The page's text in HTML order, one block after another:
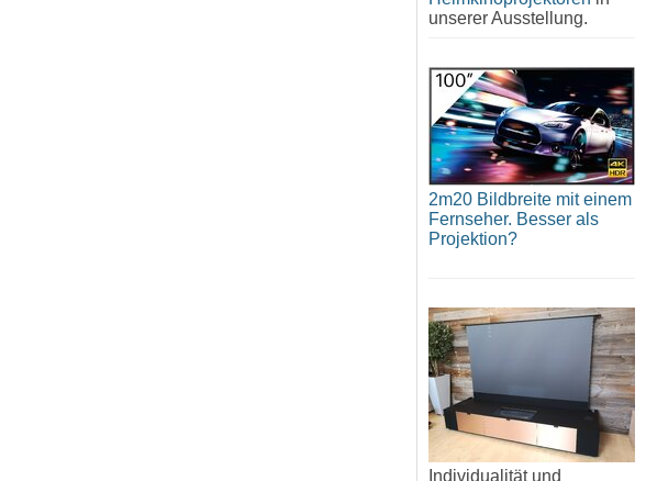
unserer Ausstellung.
2m20 Bildbreite mit einem
Fernseher. Besser als
Projektion?
Individualität und